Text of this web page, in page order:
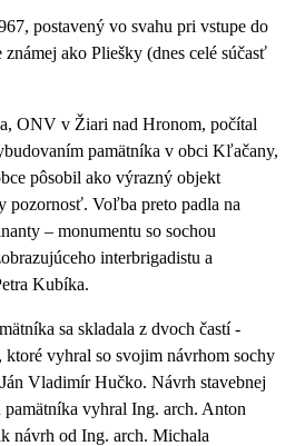
postavený vo svahu pri vstupe do
ako Pliešky (dnes celé súčasť
ONV v Žiari nad Hronom, počítal
pamätníka v obci Kľačany,
pôsobil ako výrazný objekt
pozornosť. Voľba preto padla na
– monumentu so sochou
interbrigadistu a
Kubíka.
sa skladala z dvoch častí -
ktoré vyhral so svojim návrhom sochy
Vladimír Hučko. Návrh stavebnej
pamätníka vyhral Ing. arch. Anton
návrh od Ing. arch. Michala